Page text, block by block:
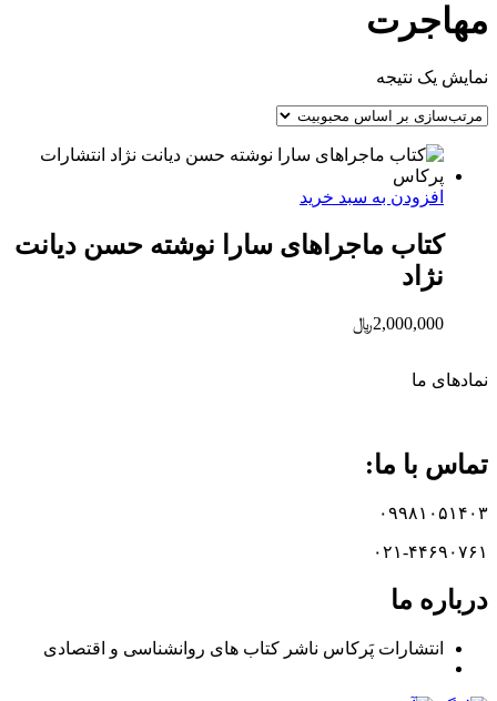
مهاجرت
نمایش یک نتیجه
افزودن به سبد خرید
کتاب ماجراهای سارا نوشته حسن دیانت
نژاد
2,000,000﷼
نماد‌های ما
تماس با ما:
۰۹۹۸۱۰۵۱۴۰۳
۰۲۱-۴۴۶۹۰۷۶۱
درباره ما
انتشارات پَرکاس ناشر کتاب های روانشناسی و اقتصادی